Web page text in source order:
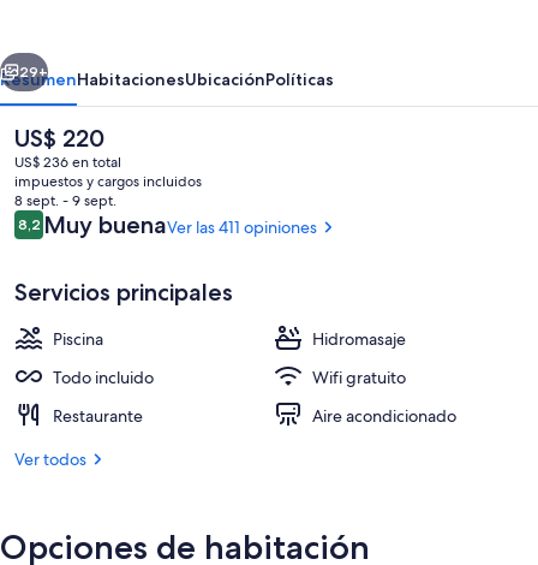
Hotels
-
All
Inclusive
Exterior
Siguiente
29+
ResumenHabitacionesUbicaciónPolíticas
El
precio
actual
es
de
US$ 220
US$ 220
US$ 236 en total
impuestos y cargos incluidos
8 sept. - 9 sept.
Opiniones
8,28,2 de 10
Muy buenaVer las 411 opiniones
Servicios principales
Piscina
Hidromasaje
Todo incluido
Wifi gratuito
Restaurante
Aire acondicionado
Ver todos
Opciones de habitación